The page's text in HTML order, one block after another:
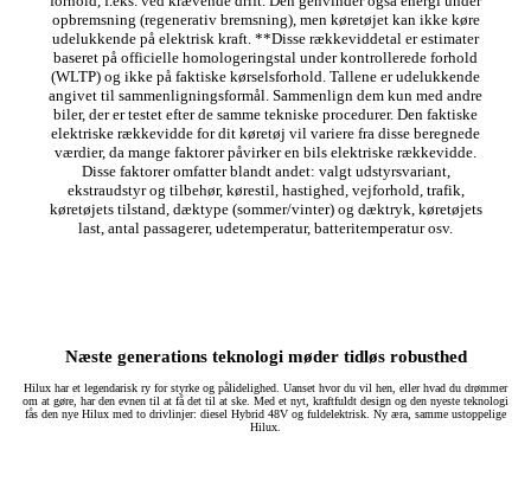
opbremsning (regenerativ bremsning), men køretøjet kan ikke køre
udelukkende på elektrisk kraft. **Disse rækkeviddetal er estimater
baseret på officielle homologeringstal under kontrollerede forhold
(WLTP) og ikke på faktiske kørselsforhold. Tallene er udelukkende
angivet til sammenligningsformål. Sammenlign dem kun med andre
biler, der er testet efter de samme tekniske procedurer. Den faktiske
elektriske rækkevidde for dit køretøj vil variere fra disse beregnede
værdier, da mange faktorer påvirker en bils elektriske rækkevidde.
Disse faktorer omfatter blandt andet: valgt udstyrsvariant,
ekstraudstyr og tilbehør, kørestil, hastighed, vejforhold, trafik,
køretøjets tilstand, dæktype (sommer/vinter) og dæktryk, køretøjets
last, antal passagerer, udetemperatur, batteritemperatur osv.
Næste generations teknologi møder tidløs robusthed
Hilux har et legendarisk ry for styrke og pålidelighed. Uanset hvor du vil hen, eller hvad du drømmer
om at gøre, har den evnen til at få det til at ske. Med et nyt, kraftfuldt design og den nyeste teknologi
fås den nye Hilux med to drivlinjer: diesel Hybrid 48V og fuldelektrisk. Ny æra, samme ustoppelige
Hilux.